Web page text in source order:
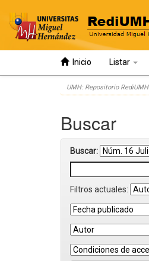
Inicio Listar
UMH: Repositorio RediUMH
Buscar
Buscar:
Filtros actuales: